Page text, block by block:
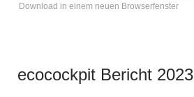
Download in einem neuen Browserfenster
ecocockpit Bericht 2023